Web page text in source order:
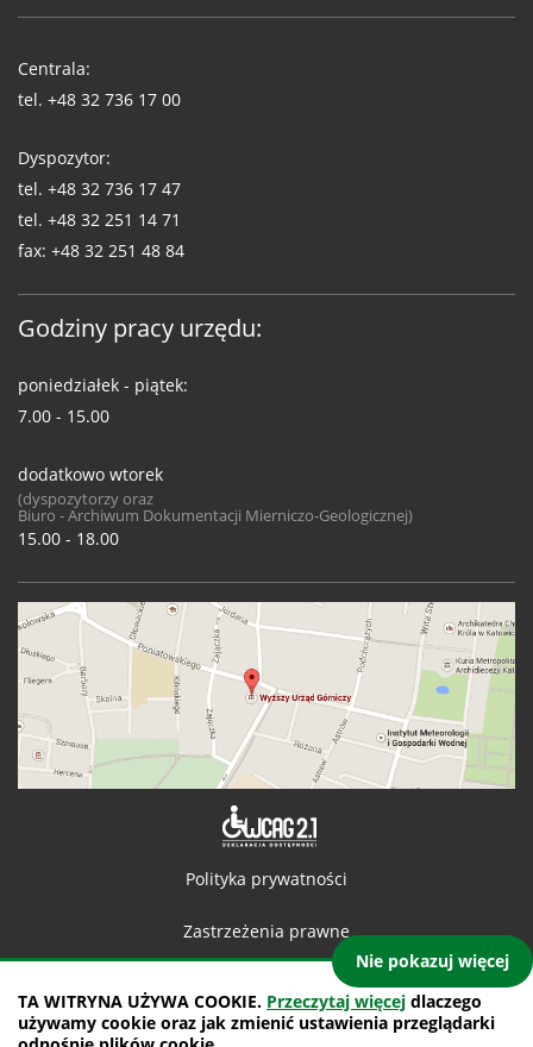
TA WITRYNA UŻYWA COOKIE. Przeczytaj więcej dlaczego
używamy cookie oraz jak zmienić ustawienia przeglądarki
Nie pokazuj więcej
WUG
Centrala:
tel. +48 32 736 17 00
Dyspozytor:
tel. +48 32 736 17 47
tel. +48 32 251 14 71
fax: +48 32 251 48 84
Godziny pracy urzędu:
poniedziałek - piątek:
7.00 - 15.00
dodatkowo wtorek
(dyspozytorzy oraz
Biuro - Archiwum Dokumentacji Mierniczo-Geologicznej)
15.00 - 18.00
Polityka prywatności
Zastrzeżenia prawne
Mapa witryny